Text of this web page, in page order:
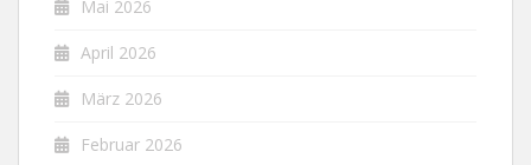
Mai 2026
April 2026
März 2026
Februar 2026